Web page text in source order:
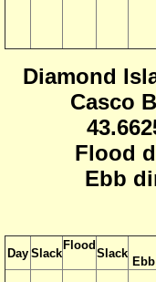
Diamond
Casco
Flood
Ebb
Day Slack
Flood
Slack
Ebb